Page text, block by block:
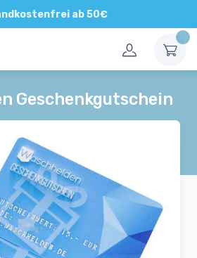
ab 50€
persönliche Beratung
Geschenkgutschein